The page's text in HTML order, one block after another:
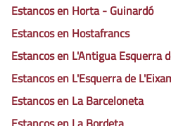
Estancos en Horta - Guinardó
Estancos en Hostafrancs
Estancos en L'Antigua Esquerra
Estancos en L'Esquerra de
Estancos en La Barceloneta